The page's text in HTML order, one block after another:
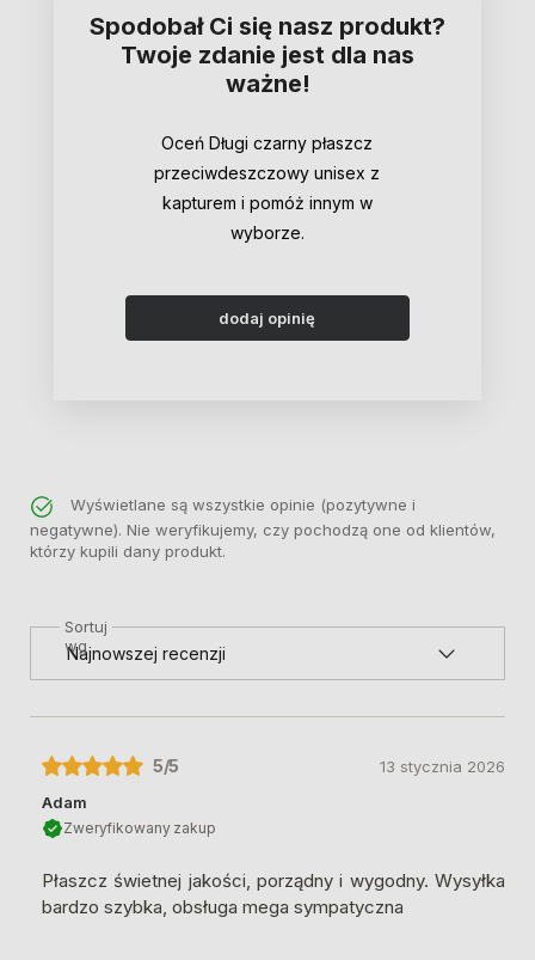
Spodobał Ci się nasz produkt?
Twoje zdanie jest dla nas
ważne!
Oceń Długi czarny płaszcz
przeciwdeszczowy unisex z
kapturem i pomóż innym w
wyborze.
dodaj opinię
Wyświetlane są wszystkie opinie (pozytywne i
negatywne). Nie weryfikujemy, czy pochodzą one od klientów,
którzy kupili dany produkt.
Sortuj
wg
5/5
Adam
Zweryfikowany zakup
Płaszcz świetnej jakości, porządny i wygodny. Wysyłka
bardzo szybka, obsługa mega sympatyczna
13 stycznia 2026